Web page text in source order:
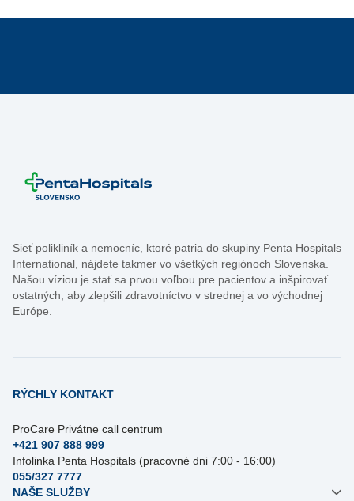
Sieť polikliník a nemocníc, ktoré patria do skupiny Penta Hospitals
International, nájdete takmer vo všetkých regiónoch Slovenska.
Našou víziou je stať sa prvou voľbou pre pacientov a inšpirovať
ostatných, aby zlepšili zdravotníctvo v strednej a vo východnej
Európe.
RÝCHLY KONTAKT
ProCare Privátne call centrum
+421 907 888 999
Infolinka Penta Hospitals (pracovné dni 7:00 - 16:00)
055/327 7777
NAŠE SLUŽBY